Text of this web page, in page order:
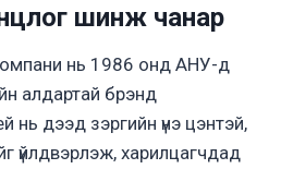
онцлог шинж чанар
нь 1986 онд АНУ-д
алдартай брэнд
нь дээд зэргийн үнэ цэнтэй,
үйлдвэрлэж, харилцагчдад